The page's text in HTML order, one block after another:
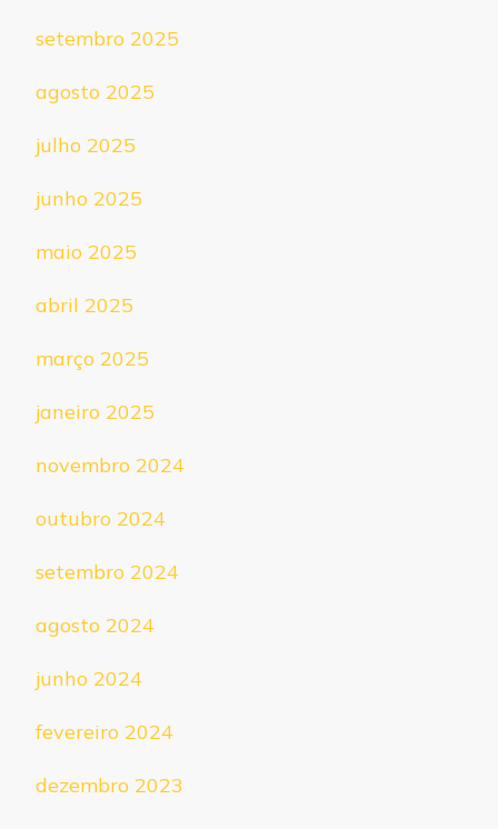
setembro 2025
agosto 2025
julho 2025
junho 2025
maio 2025
abril 2025
março 2025
janeiro 2025
novembro 2024
outubro 2024
setembro 2024
agosto 2024
junho 2024
fevereiro 2024
dezembro 2023